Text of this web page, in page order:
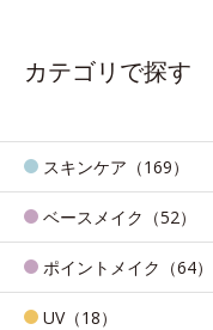
カテゴリで探す
スキンケア（169）
ベースメイク（52）
ポイントメイク（64）
UV（18）